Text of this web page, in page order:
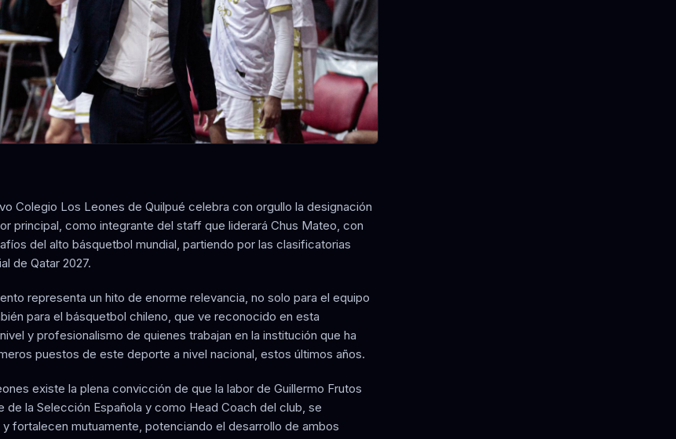
Colegio Los Leones de Quilpué celebra con orgullo la designación
principal, como integrante del staff que liderará Chus Mateo, con
del alto básquetbol mundial, partiendo por las clasificatorias
de Qatar 2027.
representa un hito de enorme relevancia, no solo para el equipo
para el básquetbol chileno, que ve reconocido en esta
y profesionalismo de quienes trabajan en la institución que ha
puestos de este deporte a nivel nacional, estos últimos años.
existe la plena convicción de que la labor de Guillermo Frutos
de la Selección Española y como Head Coach del club, se
fortalecen mutuamente, potenciando el desarrollo de ambos